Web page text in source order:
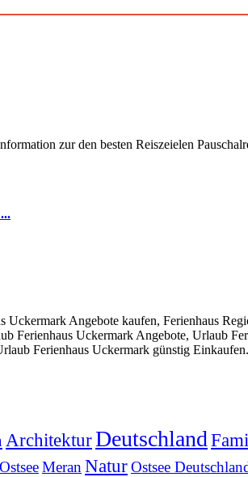
zur den besten Reiszeielen
Angebote kaufen, Ferienhaus
Ferienhaus Uckermark Angebote, Urlaub
Ferienhaus Uckermark günstig
ArchitekturDeutschland
Meran NaturOstsee